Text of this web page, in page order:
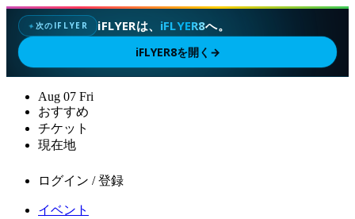
✦次のIFLYER iFLYERは、 iFLYER8へ。
iFLYER8を開く →
Aug 07 Fri
おすすめ
チケット
現在地
ログイン / 登録
イベント